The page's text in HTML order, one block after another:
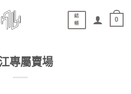
結
帳
0
專屬賣場